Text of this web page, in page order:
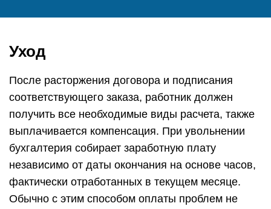
Уход
После расторжения договора и подписания
соответствующего заказа, работник должен
получить все необходимые виды расчета, также
выплачивается компенсация. При увольнении
бухгалтерия собирает заработную плату
независимо от даты окончания на основе часов,
фактически отработанных в текущем месяце.
Обычно с этим способом оплаты проблем не